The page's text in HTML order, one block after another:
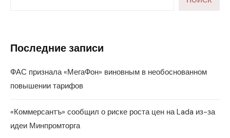
Последние записи
ФАС признала «МегаФон» виновным в необоснованном
повышении тарифов
«Коммерсантъ» сообщил о риске роста цен на Lada из-за
идеи Минпромторга